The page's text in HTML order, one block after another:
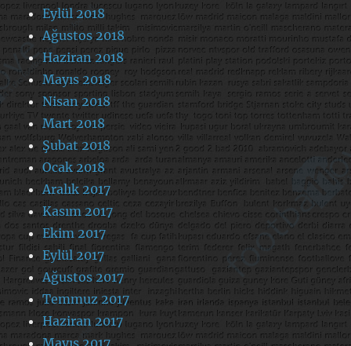
Eylül 2018
Ağustos 2018
Haziran 2018
Mayıs 2018
Nisan 2018
Mart 2018
Şubat 2018
Ocak 2018
Aralık 2017
Kasım 2017
Ekim 2017
Eylül 2017
Ağustos 2017
Temmuz 2017
Haziran 2017
Mayıs 2017